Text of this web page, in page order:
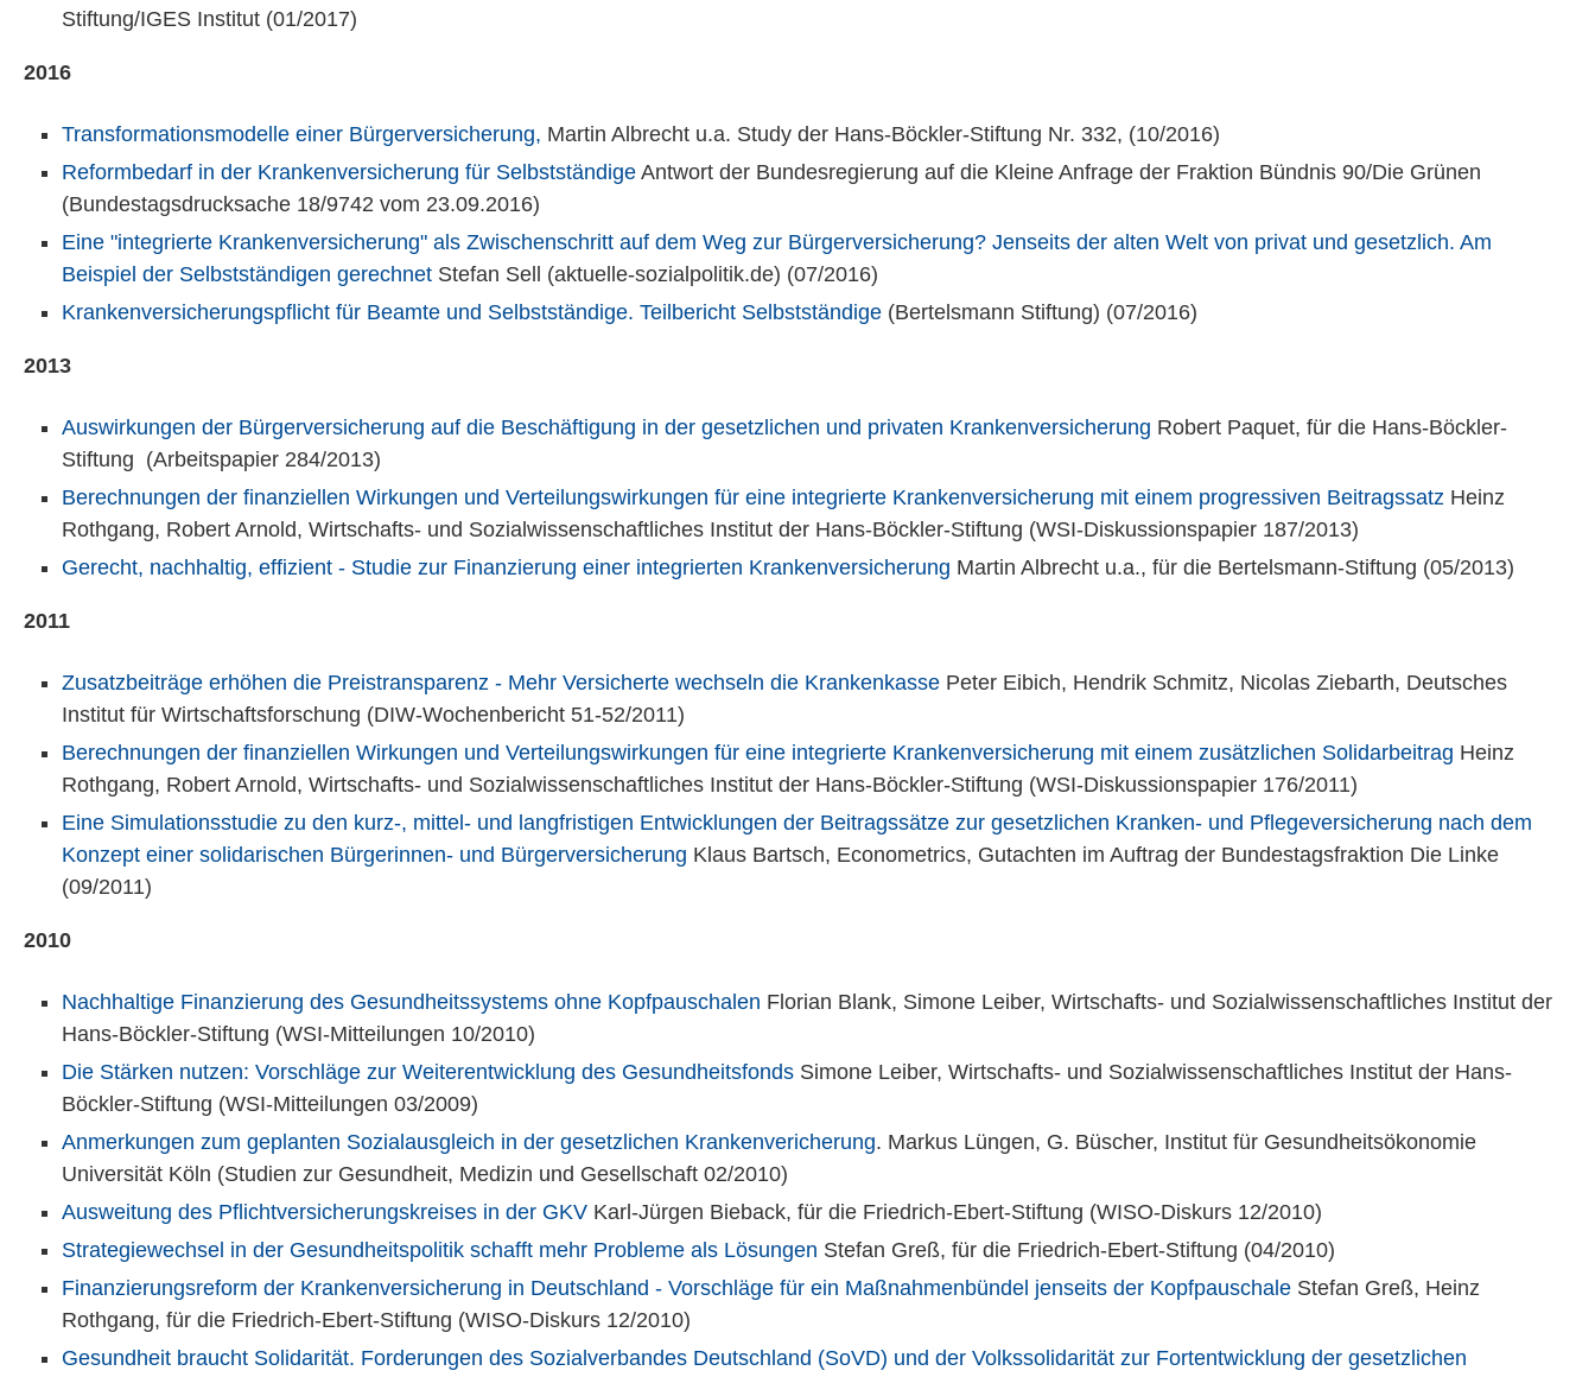
Stiftung/IGES Institut (01/2017)
2016
Transformationsmodelle einer Bürgerversicherung, Martin Albrecht u.a. Study der Hans-Böckler-Stiftung Nr. 332, (10/2016)
Reformbedarf in der Krankenversicherung für Selbstständige Antwort der Bundesregierung auf die Kleine Anfrage der Fraktion Bündnis 90/Die Grünen
(Bundestagsdrucksache 18/9742 vom 23.09.2016)
Eine "integrierte Krankenversicherung" als Zwischenschritt auf dem Weg zur Bürgerversicherung? Jenseits der alten Welt von privat und gesetzlich. Am
Beispiel der Selbstständigen gerechnet Stefan Sell (aktuelle-sozialpolitik.de) (07/2016)
Krankenversicherungspflicht für Beamte und Selbstständige. Teilbericht Selbstständige (Bertelsmann Stiftung) (07/2016)
2013
Auswirkungen der Bürgerversicherung auf die Beschäftigung in der gesetzlichen und privaten Krankenversicherung Robert Paquet, für die Hans-Böckler-
Stiftung (Arbeitspapier 284/2013)
Berechnungen der finanziellen Wirkungen und Verteilungswirkungen für eine integrierte Krankenversicherung mit einem progressiven Beitragssatz Heinz
Rothgang, Robert Arnold, Wirtschafts- und Sozialwissenschaftliches Institut der Hans-Böckler-Stiftung (WSI-Diskussionspapier 187/2013)
Gerecht, nachhaltig, effizient - Studie zur Finanzierung einer integrierten Krankenversicherung Martin Albrecht u.a., für die Bertelsmann-Stiftung (05/2013)
2011
Zusatzbeiträge erhöhen die Preistransparenz - Mehr Versicherte wechseln die Krankenkasse Peter Eibich, Hendrik Schmitz, Nicolas Ziebarth, Deutsches
Institut für Wirtschaftsforschung (DIW-Wochenbericht 51-52/2011)
Berechnungen der finanziellen Wirkungen und Verteilungswirkungen für eine integrierte Krankenversicherung mit einem zusätzlichen Solidarbeitrag Heinz
Rothgang, Robert Arnold, Wirtschafts- und Sozialwissenschaftliches Institut der Hans-Böckler-Stiftung (WSI-Diskussionspapier 176/2011)
Eine Simulationsstudie zu den kurz-, mittel- und langfristigen Entwicklungen der Beitragssätze zur gesetzlichen Kranken- und Pflegeversicherung nach dem
Konzept einer solidarischen Bürgerinnen- und Bürgerversicherung Klaus Bartsch, Econometrics, Gutachten im Auftrag der Bundestagsfraktion Die Linke
(09/2011)
2010
Nachhaltige Finanzierung des Gesundheitssystems ohne Kopfpauschalen Florian Blank, Simone Leiber, Wirtschafts- und Sozialwissenschaftliches Institut der
Hans-Böckler-Stiftung (WSI-Mitteilungen 10/2010)
Die Stärken nutzen: Vorschläge zur Weiterentwicklung des Gesundheitsfonds Simone Leiber, Wirtschafts- und Sozialwissenschaftliches Institut der Hans-
Böckler-Stiftung (WSI-Mitteilungen 03/2009)
Anmerkungen zum geplanten Sozialausgleich in der gesetzlichen Krankenvericherung. Markus Lüngen, G. Büscher, Institut für Gesundheitsökonomie
Universität Köln (Studien zur Gesundheit, Medizin und Gesellschaft 02/2010)
Ausweitung des Pflichtversicherungskreises in der GKV Karl-Jürgen Bieback, für die Friedrich-Ebert-Stiftung (WISO-Diskurs 12/2010)
Strategiewechsel in der Gesundheitspolitik schafft mehr Probleme als Lösungen Stefan Greß, für die Friedrich-Ebert-Stiftung (04/2010)
Finanzierungsreform der Krankenversicherung in Deutschland - Vorschläge für ein Maßnahmenbündel jenseits der Kopfpauschale Stefan Greß, Heinz
Rothgang, für die Friedrich-Ebert-Stiftung (WISO-Diskurs 12/2010)
Gesundheit braucht Solidarität. Forderungen des Sozialverbandes Deutschland (SoVD) und der Volkssolidarität zur Fortentwicklung der gesetzlichen